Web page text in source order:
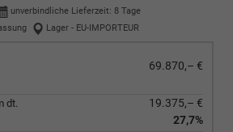
unverbindliche Lieferzeit: 8 Tage
Lager - EU-IMPORTEUR
69.870,– €
dt.
19.375,– €
27,7%